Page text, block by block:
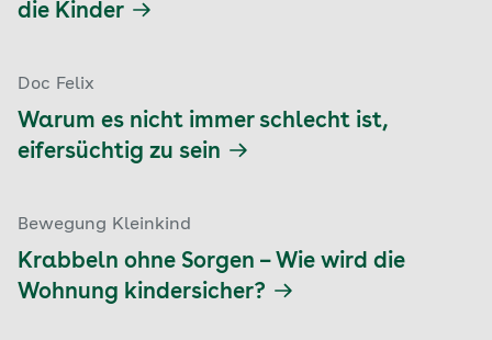
die Kinder
Doc Felix
Warum es nicht immer schlecht ist,
eifersüchtig zu sein
Bewegung Kleinkind
Krabbeln ohne Sorgen – Wie wird die
Wohnung kindersicher?